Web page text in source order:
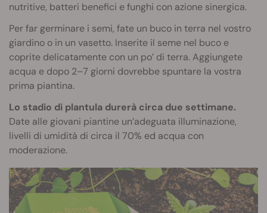
nutritive, batteri benefici e funghi con azione sinergica.
Per far germinare i semi, fate un buco in terra nel vostro
giardino o in un vasetto. Inserite il seme nel buco e
coprite delicatamente con un po’ di terra. Aggiungete
acqua e dopo 2–7 giorni dovrebbe spuntare la vostra
prima piantina.
Lo stadio di plantula durerà circa due settimane.
Date alle giovani piantine un’adeguata illuminazione,
livelli di umidità di circa il 70% ed acqua con
moderazione.